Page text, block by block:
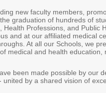
new faculty members,
graduation of hundreds of
Health Professions, and Public
and at our affiliated medical
At all our Schools, we
medical and health education,
been made possible by our
by a shared vision of